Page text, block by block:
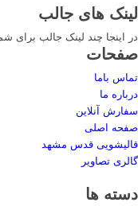
لینک های جالب
در اینجا چند لینک جالب برای
صفحات
تماس باما
درباره ما
سفارش آنلاین
صفحه اصلی
قالیشویی قدس مشهد
گالری تصاویر
دسته ها